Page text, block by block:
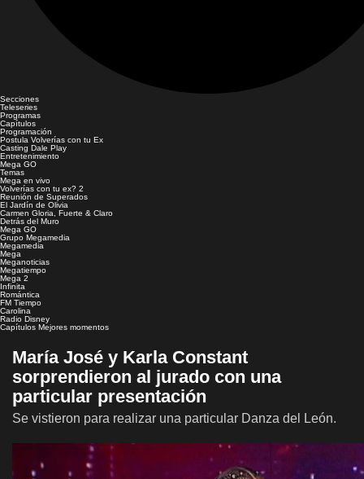
Secciones
Teleseries
Programas
Capítulos
Programación
Postula Volverías con tu Ex
Casting Dale Play
Entretenimiento
Mega GO
Temas
Mega en vivo
Volverías con tu ex? 2
Reunión de Superados
El Jardín de Olivia
Carmen Gloria, Fuerte & Claro
Detrás del Muro
Mega GO
Grupo Megamedia
Megamedia
Mega
Meganoticias
Megatiempo
Mega 2
Infinita
Romántica
FM Tiempo
Carolina
Radio Disney
Capítulos Mejores momentos
María José y Karla Constant
sorprendieron al jurado con una
particular presentación
Se vistieron para realizar una particular Danza del León.